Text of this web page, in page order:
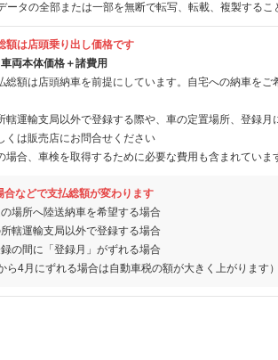
タの全部または一部を無断で転写、転載、複製するこ
額は店頭乗り出し価格です
両本体価格＋諸費用
額は店頭納車を前提にしています。自宅への納車をご
運輸支局以外で登録する際や、車の定置場所、登録月
くは販売店にお問合せください
合、車検を取得するために必要な費用も含まれていま
合などで支払総額が変わります
場所へ陸送納車を希望する場合
轄運輸支局以外で登録する場合
の間に「登録月」がずれる場合
ら4月にずれる場合は自動車税の額が大きく上がります）